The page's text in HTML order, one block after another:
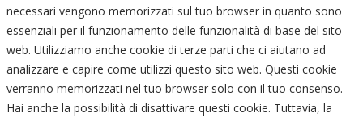
necessari vengono memorizzati sul tuo browser in quanto sono
essenziali per il funzionamento delle funzionalità di base del sito
web. Utilizziamo anche cookie di terze parti che ci aiutano ad
analizzare e capire come utilizzi questo sito web. Questi cookie
verranno memorizzati nel tuo browser solo con il tuo consenso.
Hai anche la possibilità di disattivare questi cookie. Tuttavia, la